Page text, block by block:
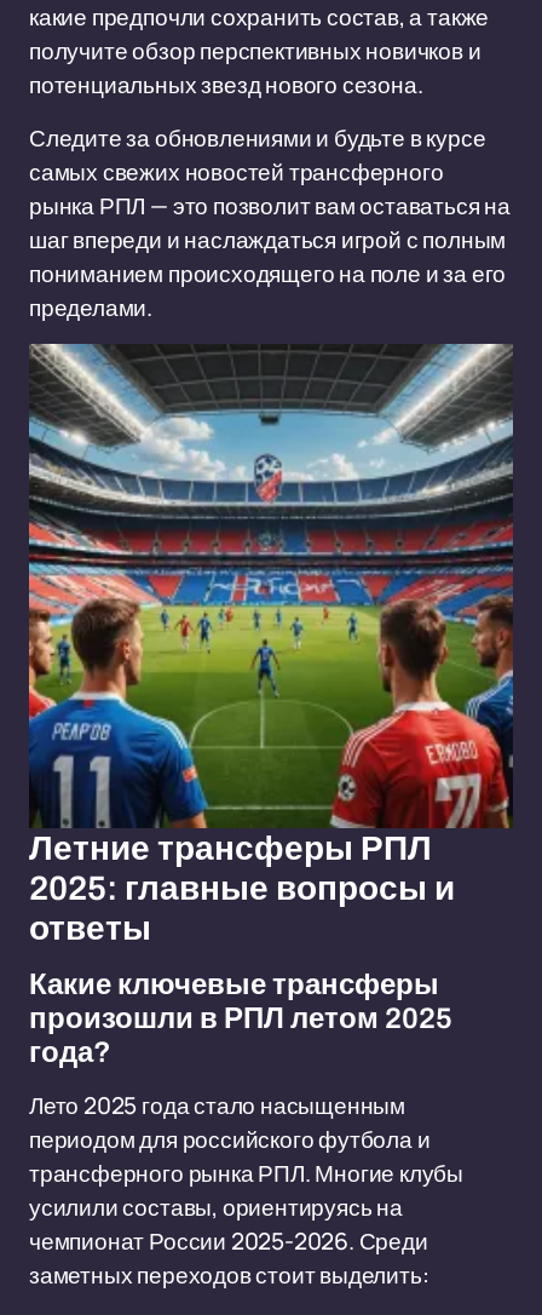
какие предпочли сохранить состав, а также
получите обзор перспективных новичков и
потенциальных звезд нового сезона.
Следите за обновлениями и будьте в курсе
самых свежих новостей трансферного
рынка РПЛ — это позволит вам оставаться на
шаг впереди и наслаждаться игрой с полным
пониманием происходящего на поле и за его
пределами.
Летние трансферы РПЛ
2025: главные вопросы и
ответы
Какие ключевые трансферы
произошли в РПЛ летом 2025
года?
Лето 2025 года стало насыщенным
периодом для российского футбола и
трансферного рынка РПЛ. Многие клубы
усилили составы, ориентируясь на
чемпионат России 2025-2026. Среди
заметных переходов стоит выделить: